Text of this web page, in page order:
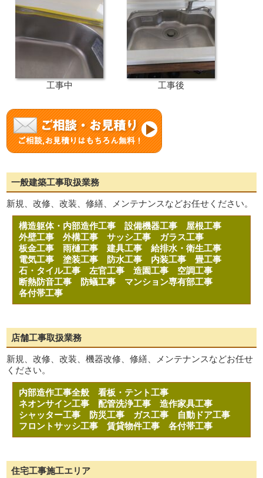
工事中 工事後
一般建築工事取扱業務
新規、改修、改装、修繕、メンテナンスなどお任せください。
構造躯体・内部造作工事設備機器工事 屋根工事
外壁工事外構工事サッシ工事 ガラス工事
板金工事雨樋工事建具工事給排水・衛生工事
電気工事塗装工事 防水工事 内装工事畳工事
石・タイル工事左官工事造園工事 空調工事
断熱防音工事
防蟻工事 マンション専有部工事
各付帯工事
店舗工事取扱業務
新規、改修、改装、機器改修、修繕、メンテナンスなどお任せ
ください。
内部造作工事全般看板・テント工事
ネオンサイン工事配管洗浄工事造作家具工事
シャッター工事
防災工事 ガス工事
自動ドア工事
フロントサッシ工事賃貸物件工事各付帯工事
住宅工事施工エリア